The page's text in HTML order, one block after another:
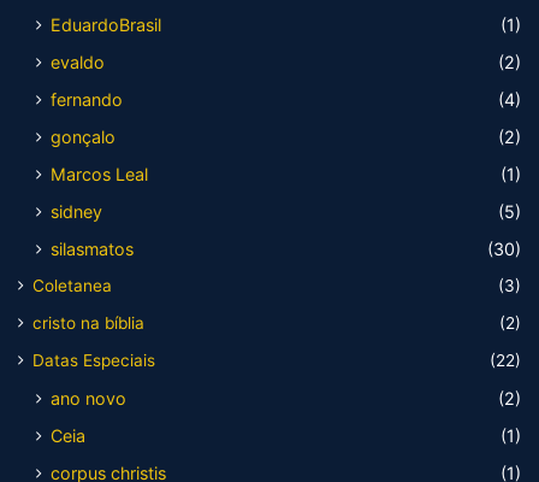
EduardoBrasil
(1)
evaldo
(2)
fernando
(4)
gonçalo
(2)
Marcos Leal
(1)
sidney
(5)
silasmatos
(30)
Coletanea
(3)
cristo na bíblia
(2)
Datas Especiais
(22)
ano novo
(2)
Ceia
(1)
corpus christis
(1)